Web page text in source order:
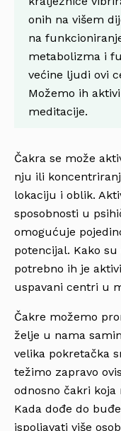
onih na višem
na
metabolizma i
većine ljudi ovi
Možemo ih
meditacije.
Čakra se može
nju ili
lokaciju i oblik.
sposobnosti u
omogućuje
potencijal. Kako
potrebno ih je
uspavani centri u
Čakre možemo
želje u nama
velika pokretačka
težimo zapravo
odnosno čakri
Kada dođe do
ispoljavati više